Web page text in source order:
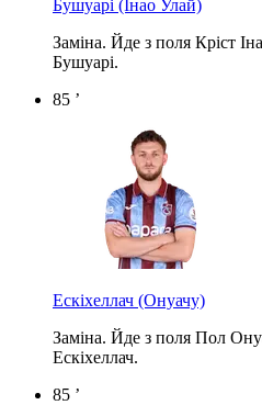
Бушуарі (Інао Улай)
Заміна. Йде з поля Кріст
Бушуарі.
85 ’
Ескіхеллач (Онуачу)
Заміна. Йде з поля Пол
Ескіхеллач.
85 ’